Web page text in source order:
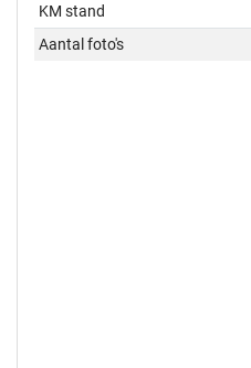
KM stand
Aantal foto's